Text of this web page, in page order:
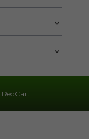
RedCart